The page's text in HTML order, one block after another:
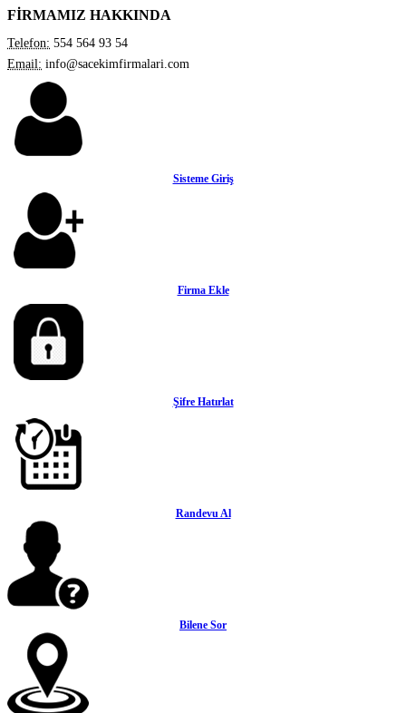
FİRMAMIZ HAKKINDA
Telefon: 554 564 93 54
Email: info@sacekimfirmalari.com
Sisteme Giriş
Firma Ekle
Şifre Hatırlat
Randevu Al
Bilene Sor